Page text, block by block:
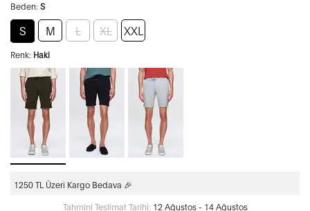
Beden: S
S M L XL XXL
Renk: Haki
1250 TL Üzeri Kargo Bedava 🎉
Tahmini Teslimat Tarihi: 12 Ağustos - 14 Ağustos